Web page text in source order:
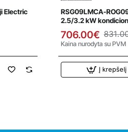
Electric
RSG09LMCA-
2.5/3.2 kW
706.00€
Kaina nurodyta su PVM
Į krepšelį